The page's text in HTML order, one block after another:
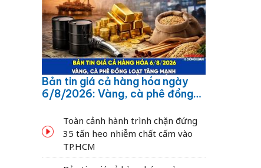
Bản tin giá cả hàng hóa ngày
6/8/2026: Vàng, cà phê đồng
Toàn cảnh hành trình chặn đứng
35 tấn heo nhiễm chất cấm vào
TP.HCM